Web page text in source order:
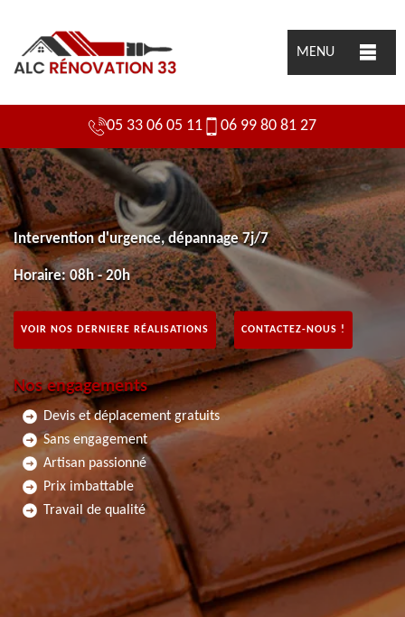
MENU
05 33 06 05 11 06 99 80 81 27
Intervention d'urgence, dépannage 7j/7
Horaire: 08h - 20h
VOIR NOS DERNIERE RÉALISATIONS CONTACTEZ-NOUS !
Nos engagements
Devis et déplacement gratuits
Sans engagement
Artisan passionné
Prix imbattable
Travail de qualité